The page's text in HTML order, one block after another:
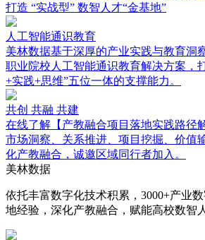
打造 “实战型” 数智人才“金基地”
人工智能通识教育
美林数据基于深厚的产业实践与教育洞
职业院校人工智能通识教育解决方案，
+实践+思维”五位一体的支撑能力。
共创 共融 共建
在线了解【产教融合项目落地实践路径
市场洞察、关系推进、项目挖掘、价值
化产教融合，诚邀区域同行者加入。
美林数据
依托丰富数字化技术积累，3000+产业
地经验，深化产教融合，赋能高校数智